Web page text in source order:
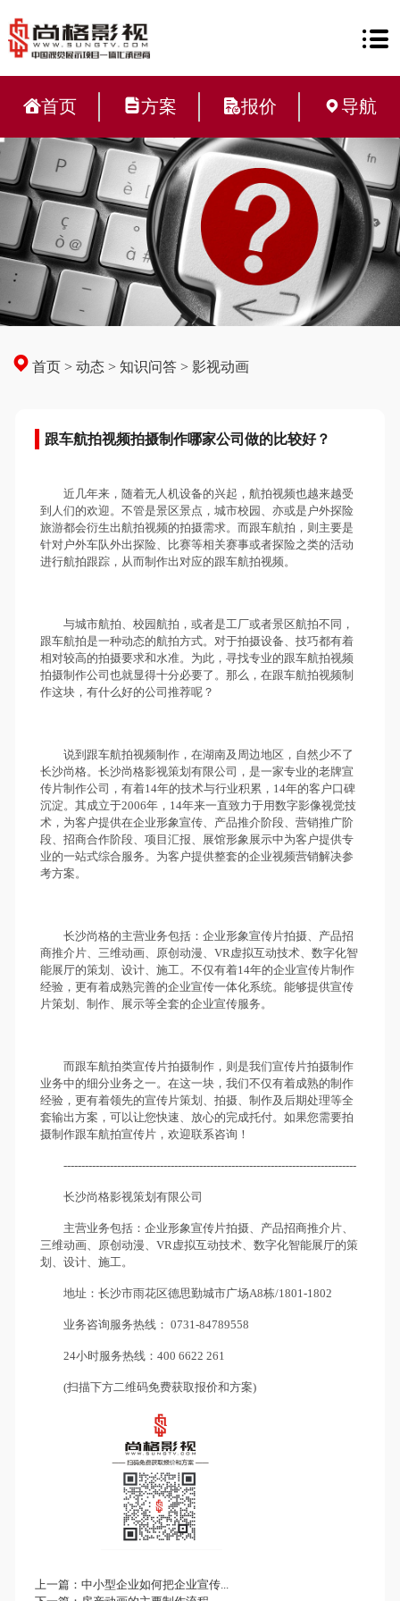
首页 方案 报价 导航
首页 >动态 >知识问答 >影视动画
跟车航拍视频拍摄制作哪家公司做的比较好？
近几年来，随着无人机设备的兴起，航拍视频也越来越受
到人们的欢迎。不管是景区景点，城市校园、亦或是户外探险
旅游都会衍生出航拍视频的拍摄需求。而跟车航拍，则主要是
针对户外车队外出探险、比赛等相关赛事或者探险之类的活动
进行航拍跟踪，从而制作出对应的跟车航拍视频。
与城市航拍、校园航拍，或者是工厂或者景区航拍不同，
跟车航拍是一种动态的航拍方式。对于拍摄设备、技巧都有着
相对较高的拍摄要求和水准。为此，寻找专业的跟车航拍视频
拍摄制作公司也就显得十分必要了。那么，在跟车航拍视频制
作这块，有什么好的公司推荐呢？
说到跟车航拍视频制作，在湖南及周边地区，自然少不了
长沙尚格。长沙尚格影视策划有限公司，是一家专业的老牌宣
传片制作公司，有着14年的技术与行业积累，14年的客户口碑
沉淀。其成立于2006年，14年来一直致力于用数字影像视觉技
术，为客户提供在企业形象宣传、产品推介阶段、营销推广阶
段、招商合作阶段、项目汇报、展馆形象展示中为客户提供专
业的一站式综合服务。为客户提供整套的企业视频营销解决参
考方案。
长沙尚格的主营业务包括：企业形象宣传片拍摄、产品招
商推介片、三维动画、原创动漫、VR虚拟互动技术、数字化智
能展厅的策划、设计、施工。不仅有着14年的企业宣传片制作
经验，更有着成熟完善的企业宣传一体化系统。能够提供宣传
片策划、制作、展示等全套的企业宣传服务。
而跟车航拍类宣传片拍摄制作，则是我们宣传片拍摄制作
业务中的细分业务之一。在这一块，我们不仅有着成熟的制作
经验，更有着领先的宣传片策划、拍摄、制作及后期处理等全
套输出方案，可以让您快速、放心的完成托付。如果您需要拍
摄制作跟车航拍宣传片，欢迎联系咨询！
----------------------------------------------------------------------------------
长沙尚格影视策划有限公司
主营业务包括：企业形象宣传片拍摄、产品招商推介片、
三维动画、原创动漫、VR虚拟互动技术、数字化智能展厅的策
划、设计、施工。
地址：长沙市雨花区德思勤城市广场A8栋/1801-1802
业务咨询服务热线： 0731-84789558
24小时服务热线：400 6622 261
(扫描下方二维码免费获取报价和方案)
上一篇：中小型企业如何把企业宣传...